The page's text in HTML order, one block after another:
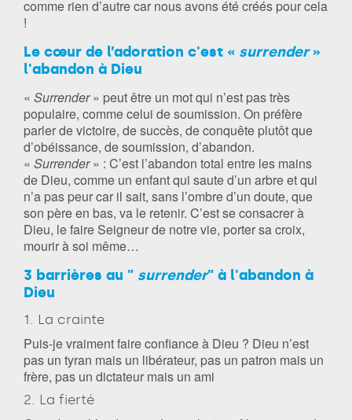
comme rien d’autre car nous avons été créés pour cela
!
Le cœur de l’adoration c'est « surrender»
l'abandon à Dieu
« Surrender» peut être un mot qui n’est pas très
populaire, comme celui de soumission. On préfère
parler de victoire, de succès, de conquête plutôt que
d’obéissance, de soumission, d’abandon.
« Surrender» : C’est l’abandon total entre les mains
de Dieu, comme un enfant qui saute d’un arbre et qui
n’a pas peur car il sait, sans l’ombre d’un doute, que
son père en bas, va le retenir. C’est se consacrer à
Dieu, le faire Seigneur de notre vie, porter sa croix,
mourir à soi même…
3 barrières au " surrender" à l'abandon à
Dieu
1. La crainte
Puis-je vraiment faire confiance à Dieu ? Dieu n’est
pas un tyran mais un libérateur, pas un patron mais un
frère, pas un dictateur mais un ami
2. La fierté